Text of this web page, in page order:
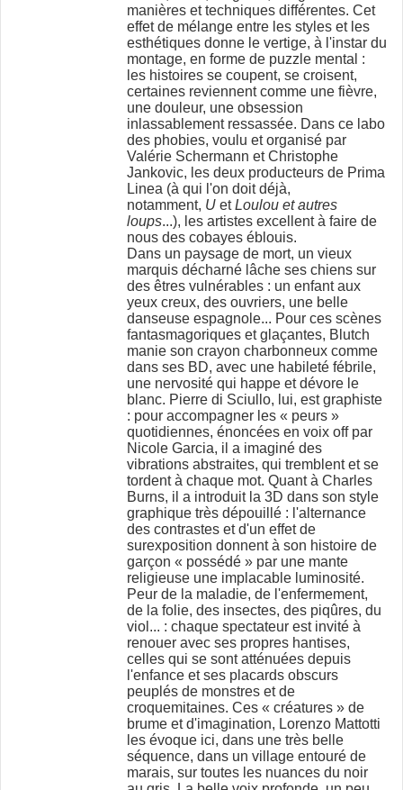
manières et techniques différentes. Cet
effet de mélange entre les styles et les
esthétiques donne le vertige, à l'instar du
montage, en forme de puzzle mental :
les histoires se coupent, se croisent,
certaines reviennent comme une fièvre,
une douleur, une obsession
inlassablement ressassée. Dans ce labo
des phobies, voulu et organisé par
Valérie Schermann et Christophe
Jankovic, les deux producteurs de Prima
Linea (à qui l'on doit déjà,
notamment, U etLoulou et autres
loups...), les artistes excellent à faire de
nous des cobayes éblouis.
Dans un paysage de mort, un vieux
marquis décharné lâche ses chiens sur
des êtres vulnérables : un enfant aux
yeux creux, des ouvriers, une belle
danseuse espagnole... Pour ces scènes
fantasmagoriques et glaçantes, Blutch
manie son crayon charbonneux comme
dans ses BD, avec une habileté fébrile,
une nervosité qui happe et dévore le
blanc. Pierre di Sciullo, lui, est graphiste
: pour accompagner les « peurs »
quotidiennes, énoncées en voix off par
Nicole Garcia, il a imaginé des
vibrations abstraites, qui tremblent et se
tordent à chaque mot. Quant à Charles
Burns, il a introduit la 3D dans son style
graphique très dépouillé : l'alternance
des contrastes et d'un effet de
surexposition donnent à son histoire de
garçon « possédé » par une mante
religieuse une implacable luminosité.
Peur de la maladie, de l'enfermement,
de la folie, des insectes, des piqûres, du
viol... : chaque spectateur est invité à
renouer avec ses propres hantises,
celles qui se sont atténuées depuis
l'enfance et ses placards obscurs
peuplés de monstres et de
croquemitaines. Ces « créatures » de
brume et d'imagination, Lorenzo Mattotti
les évoque ici, dans une très belle
séquence, dans un village entouré de
marais, sur toutes les nuances du noir